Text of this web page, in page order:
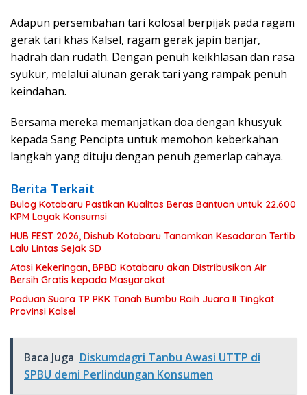
Adapun persembahan tari kolosal berpijak pada ragam
gerak tari khas Kalsel, ragam gerak japin banjar,
hadrah dan rudath. Dengan penuh keikhlasan dan rasa
syukur, melalui alunan gerak tari yang rampak penuh
keindahan.
Bersama mereka memanjatkan doa dengan khusyuk
kepada Sang Pencipta untuk memohon keberkahan
langkah yang dituju dengan penuh gemerlap cahaya.
Berita Terkait
Bulog Kotabaru Pastikan Kualitas Beras Bantuan untuk 22.600
KPM Layak Konsumsi
HUB FEST 2026, Dishub Kotabaru Tanamkan Kesadaran Tertib
Lalu Lintas Sejak SD
Atasi Kekeringan, BPBD Kotabaru akan Distribusikan Air
Bersih Gratis kepada Masyarakat
Paduan Suara TP PKK Tanah Bumbu Raih Juara II Tingkat
Provinsi Kalsel
Baca Juga Diskumdagri Tanbu Awasi UTTP di
SPBU demi Perlindungan Konsumen